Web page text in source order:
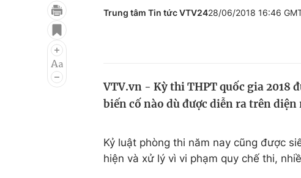
Điện ảnh
Âm nhạc
Chất lượng cuộc sống
Trung tâm Tin tức VTV2428/06/2018 16:46
VTV.vn - Kỳ thi THPT quốc gia 2018
biến cố nào dù được diễn ra trên
Kỷ luật phòng thi năm nay cũng được
hiện và xử lý vì vi phạm quy chế thi,